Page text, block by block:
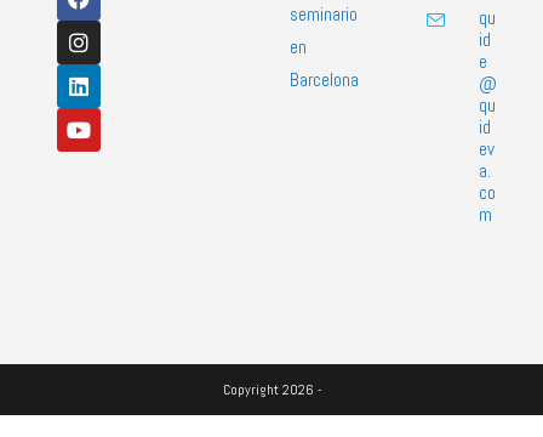
seminario
en
Barcelona
qu
id
e
@
qu
id
ev
a.
co
m
Copyright 2026 -